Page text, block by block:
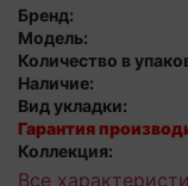
Бренд:
Модель:
Количество в
Наличие:
Вид укладки:
Гарантия
Коллекция:
Все